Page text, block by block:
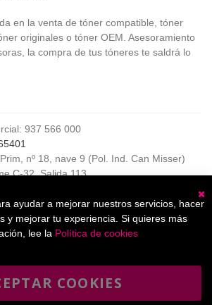
en la venta de tóner compatible, tóner
originales o tóner OEM. Asesoramiento
la compra de tus tóneres te saldrá lo
937 566 000
nº 18, nave 9 (Pol. Ind. Can Misser)
C-32, Salida 113
cliente:
8:00 a 17:00,
ayudar a mejorar nuestros servicios, hacer
y mejorar tu experiencia. Si quieres más
lee la Política de cookies
COOKIES